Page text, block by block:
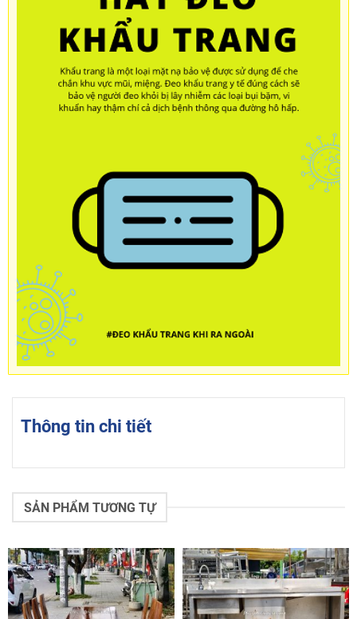
Thông tin chi tiết
SẢN PHẨM TƯƠNG TỰ